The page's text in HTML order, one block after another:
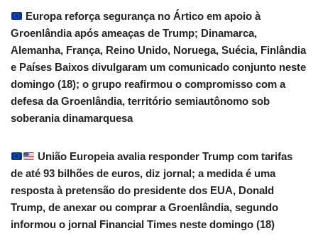
Europa reforça segurança no Ártico em apoio à
Groenlândia após ameaças de Trump; Dinamarca,
Alemanha, França, Reino Unido, Noruega, Suécia, Finlândia
e Países Baixos divulgaram um comunicado conjunto neste
domingo (18); o grupo reafirmou o compromisso com a
defesa da Groenlândia, território semiautônomo sob
soberania dinamarquesa
União Europeia avalia responder Trump com tarifas
de até 93 bilhões de euros, diz jornal; a medida é uma
resposta à pretensão do presidente dos EUA, Donald
Trump, de anexar ou comprar a Groenlândia, segundo
informou o jornal Financial Times neste domingo (18)